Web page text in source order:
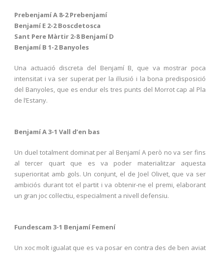
Prebenjamí A 8-2 Prebenjamí
Benjamí E 2-2 Boscdetosca
Sant Pere Màrtir 2-8 Benjamí D
Benjamí B 1-2 Banyoles
Una actuació discreta del Benjamí B, que va mostrar poca
intensitat i va ser superat per la il·lusió i la bona predisposició
del Banyoles, que es endur els tres punts del Morrot cap al Pla
de l’Estany.
Benjamí A 3-1 Vall d’en bas
Un duel totalment dominat per al Benjamí A però no va ser fins
al tercer quart que es va poder materialitzar aquesta
superioritat amb gols. Un conjunt, el de Joel Olivet, que va ser
ambiciós durant tot el partit i va obtenir-ne el premi, elaborant
un gran joc col·lectiu, especialment a nivell defensiu.
Fundescam 3-1 Benjamí Femení
Un xoc molt igualat que es va posar en contra des de ben aviat